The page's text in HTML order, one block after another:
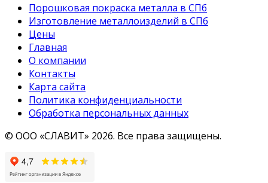
Порошковая покраска металла в СПб
Изготовление металлоизделий в СПб
Цены
Главная
О компании
Контакты
Карта сайта
Политика конфиденциальности
Обработка персональных данных
© ООО «СЛАВИТ» 2026. Все права защищены.